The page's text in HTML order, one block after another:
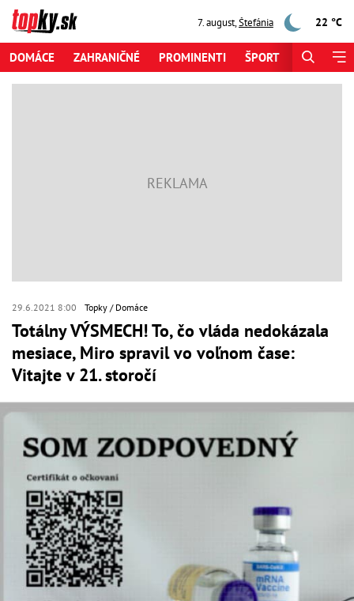
7. august,Štefánia 22 °C
DOMÁCE ZAHRANIČNÉ PROMINENTI ŠPORT
29.6.2021 8:00 Topky Domáce
Totálny VÝSMECH! To, čo vláda nedokázala
mesiace, Miro spravil vo voľnom čase:
Vitajte v 21. storočí